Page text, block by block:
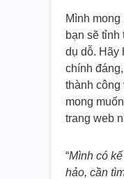
Mình
bạn sẽ
dụ dỗ. Hãy
chính
thành công
mong
trang web
“Mình có
hảo, cần